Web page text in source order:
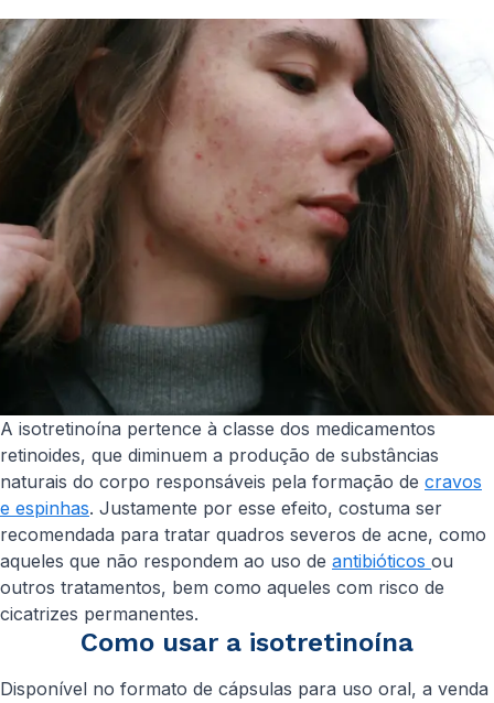
A isotretinoína pertence à classe dos medicamentos
retinoides, que diminuem a produção de substâncias
naturais do corpo responsáveis pela formação de cravos
e espinhas. Justamente por esse efeito, costuma ser
recomendada para tratar quadros severos de acne, como
aqueles que não respondem ao uso de antibióticos ou
outros tratamentos, bem como aqueles com risco de
cicatrizes permanentes.
Como usar a isotretinoína
Disponível no formato de cápsulas para uso oral, a venda